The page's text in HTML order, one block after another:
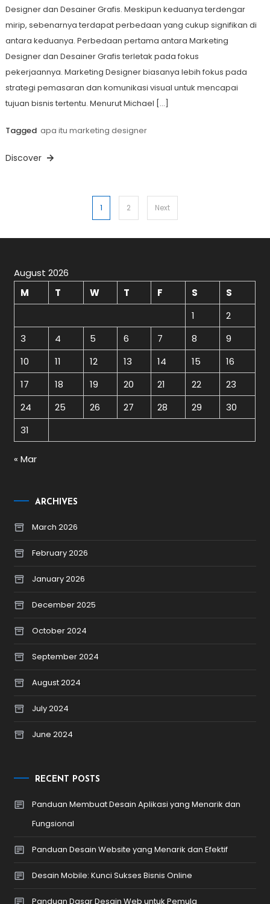
Designer dan Desainer Grafis. Meskipun keduanya terdengar
mirip, sebenarnya terdapat perbedaan yang cukup signifikan di
antara keduanya. Perbedaan pertama antara Marketing
Designer dan Desainer Grafis terletak pada fokus
pekerjaannya. Marketing Designer biasanya lebih fokus pada
strategi pemasaran dan komunikasi visual untuk mencapai
tujuan bisnis tertentu. Menurut Michael […]
Tagged apa itu marketing designer
Discover
pagination
1 2 Next
August 2026
M
T W T F S
S
1
2
3
4 5 6 7 8
9
10
11 12 13 14 15
16
17
18 19 20 21 22
23
24
25 26 27 28 29
30
31
« Mar
ARCHIVES
March 2026
February 2026
January 2026
December 2025
October 2024
September 2024
August 2024
July 2024
June 2024
RECENT POSTS
Panduan Membuat Desain Aplikasi yang Menarik dan
Fungsional
Panduan Desain Website yang Menarik dan Efektif
Desain Mobile: Kunci Sukses Bisnis Online
Panduan Dasar Desain Web untuk Pemula